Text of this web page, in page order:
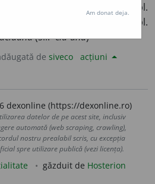
3 sg. și pl.
); conj. prez. 3 sg. și pl.
aciuând(sil.-ciu-ând)
de siveco acțiuni
dexonline (https://dexonline.ro)
datelor de pe acest site, inclusiv
automată (web scraping, crawling),
nostru prealabil scris, cu excepția
spre utilizare publică (vezi licența).
găzduit de Hosterion
Am donat deja.